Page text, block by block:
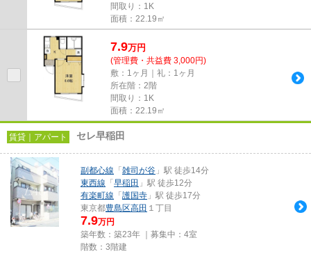
間取り：1K
面積：22.19㎡
7.9万円
(管理費・共益費 3,000円)
敷：1ヶ月｜礼：1ヶ月
所在階：2階
間取り：1K
面積：22.19㎡
賃貸｜アパート セレ早稲田
副都心線 「 雑司が谷 」駅 徒歩14分
東西線 「 早稲田 」駅 徒歩12分
有楽町線 「 護国寺 」駅 徒歩17分
東京都豊島区高田 １丁目
7.9万円
築年数：築23年 ｜募集中： 4室
階数：3階建